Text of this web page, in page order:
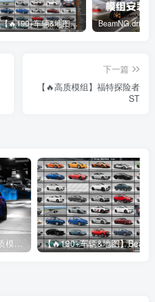
【🔥190+车辆&地图】BeamNG整合包
下一篇
【🔥高质模组】福特探险者
ST
【🔥限时免费】【🔥超高质模组】2022 奥迪 A4/S4/RS4 Avant 2.61